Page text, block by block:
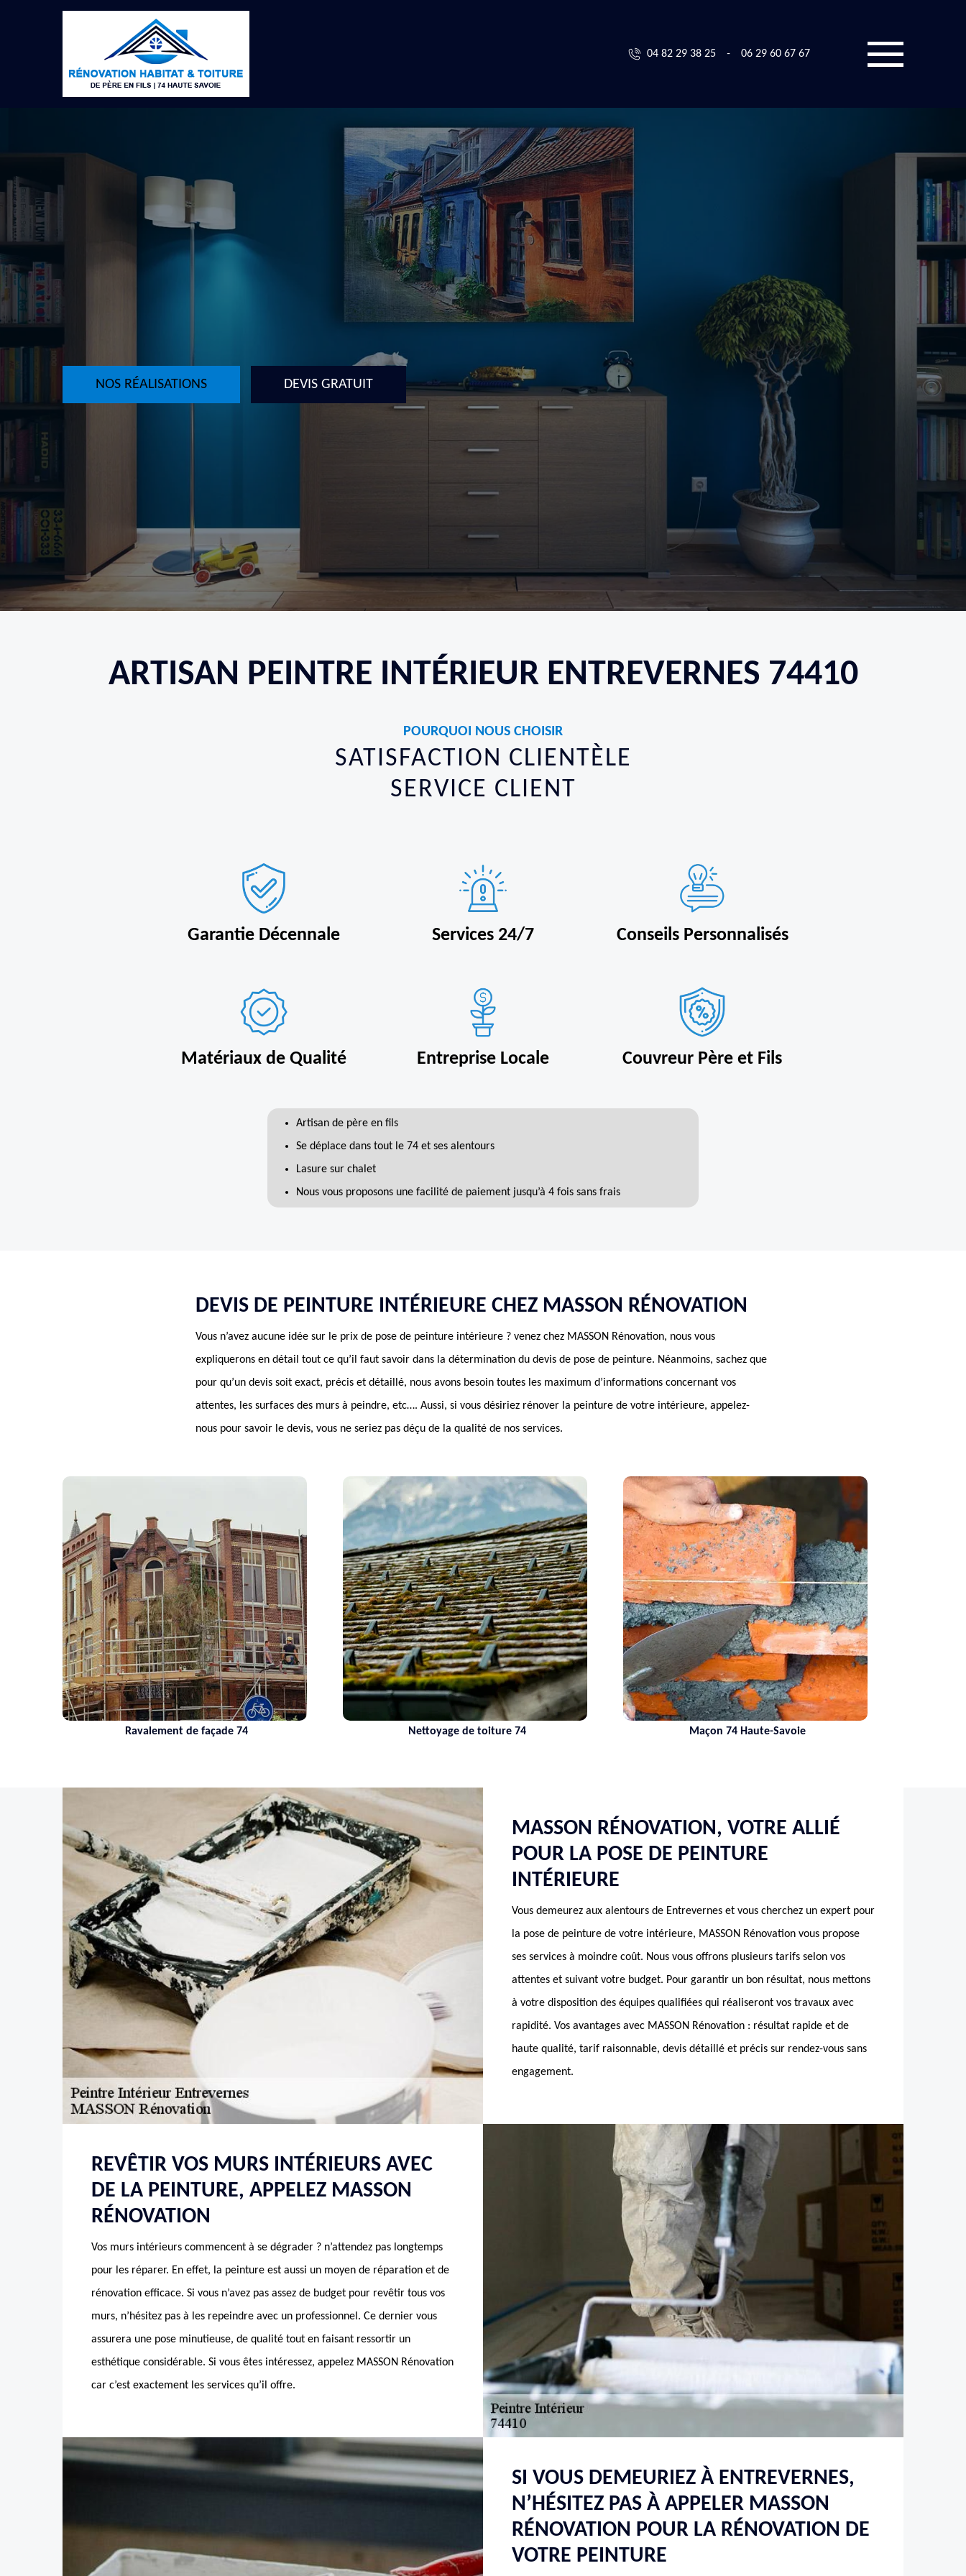
04 82 29 38 25 - 06 29 60 67 67
NOS RÉALISATIONS DEVIS GRATUIT
ARTISAN PEINTRE INTÉRIEUR ENTREVERNES 74410
POURQUOI NOUS CHOISIR
SATISFACTION CLIENTÈLE
SERVICE CLIENT
Garantie Décennale Services 24/7 Conseils Personnalisés
Matériaux de Qualité Entreprise Locale Couvreur Père et Fils
Artisan de père en fils
Se déplace dans tout le 74 et ses alentours
Lasure sur chalet
Nous vous proposons une facilité de paiement jusqu’à 4 fois sans frais
DEVIS DE PEINTURE INTÉRIEURE CHEZ MASSON RÉNOVATION
Vous n’avez aucune idée sur le prix de pose de peinture intérieure ? venez chez MASSON Rénovation, nous vous
expliquerons en détail tout ce qu’il faut savoir dans la détermination du devis de pose de peinture. Néanmoins, sachez que
pour qu’un devis soit exact, précis et détaillé, nous avons besoin toutes les maximum d’informations concernant vos
attentes, les surfaces des murs à peindre, etc…. Aussi, si vous désiriez rénover la peinture de votre intérieure, appelez-
nous pour savoir le devis, vous ne seriez pas déçu de la qualité de nos services.
Ravalement de façade 74 Nettoyage de toiture 74 Maçon 74 Haute-Savoie
MASSON RÉNOVATION, VOTRE ALLIÉ
POUR LA POSE DE PEINTURE
INTÉRIEURE
Vous demeurez aux alentours de Entrevernes et vous cherchez un expert pour
la pose de peinture de votre intérieure, MASSON Rénovation vous propose
ses services à moindre coût. Nous vous offrons plusieurs tarifs selon vos
attentes et suivant votre budget. Pour garantir un bon résultat, nous mettons
à votre disposition des équipes qualifiées qui réaliseront vos travaux avec
rapidité. Vos avantages avec MASSON Rénovation : résultat rapide et de
haute qualité, tarif raisonnable, devis détaillé et précis sur rendez-vous sans
engagement.
REVÊTIR VOS MURS INTÉRIEURS AVEC
DE LA PEINTURE, APPELEZ MASSON
RÉNOVATION
Vos murs intérieurs commencent à se dégrader ? n’attendez pas longtemps
pour les réparer. En effet, la peinture est aussi un moyen de réparation et de
rénovation efficace. Si vous n’avez pas assez de budget pour revêtir tous vos
murs, n’hésitez pas à les repeindre avec un professionnel. Ce dernier vous
assurera une pose minutieuse, de qualité tout en faisant ressortir un
esthétique considérable. Si vous êtes intéressez, appelez MASSON Rénovation
car c’est exactement les services qu’il offre.
SI VOUS DEMEURIEZ À ENTREVERNES,
N’HÉSITEZ PAS À APPELER MASSON
RÉNOVATION POUR LA RÉNOVATION DE
VOTRE PEINTURE